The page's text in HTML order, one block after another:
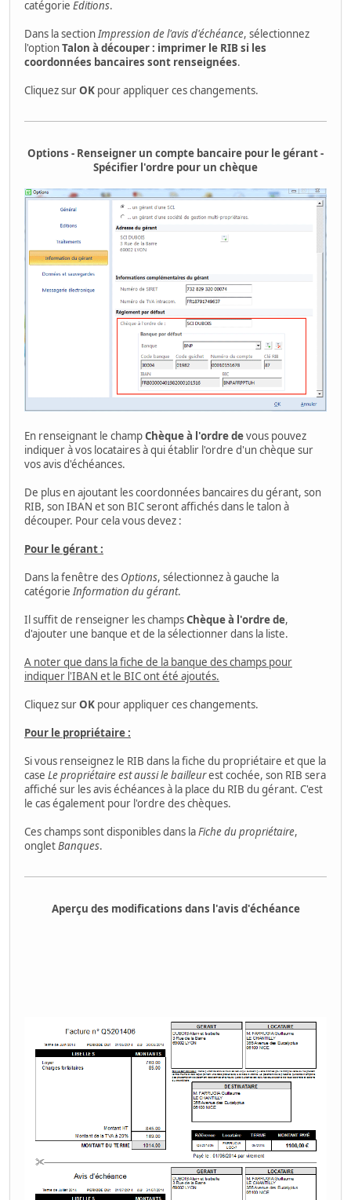
catégorie Editions.
Dans la sectionImpression de l'avis d'échéance, sélectionnez
l'optionTalon à découper : imprimer le RIB si les
coordonnées bancaires sont renseignées.
Cliquez surOK pour appliquer ces changements.
Options - Renseigner un compte bancaire pour le gérant -
Spécifier l'ordre pour un chèque
En renseignant le champChèque à l'ordre devous pouvez
indiquer à vos locataires à qui établir l'ordre d'un chèque sur
vos avis d'échéances.
De plus en ajoutant les coordonnées bancaires du gérant, son
RIB, son IBAN et son BIC seront affichés dans le talon à
découper. Pour cela vous devez :
Pour le gérant :
Dans la fenêtre des Options, sélectionnez à gauche la
catégorieInformation du gérant.
Il suffit de renseigner les champsChèque à l'ordre de,
d'ajouter une banque et de la sélectionner dans la liste.
A noter que dans la fiche de la banque des champs pour
indiquer l'IBAN et le BIC ont été ajoutés.
Cliquez surOK pour appliquer ces changements.
Pour le propriétaire :
Si vous renseignez le RIB dans la fiche du propriétaire et que la
case Le propriétaire est aussi le bailleurest cochée, son RIB sera
affiché sur les avis échéances à la place du RIB du gérant. C'est
le cas également pour l'ordre des chèques.
Ces champs sont disponibles dans laFiche du propriétaire,
ongletBanques.
Aperçu des modifications dans l'avis d'échéance